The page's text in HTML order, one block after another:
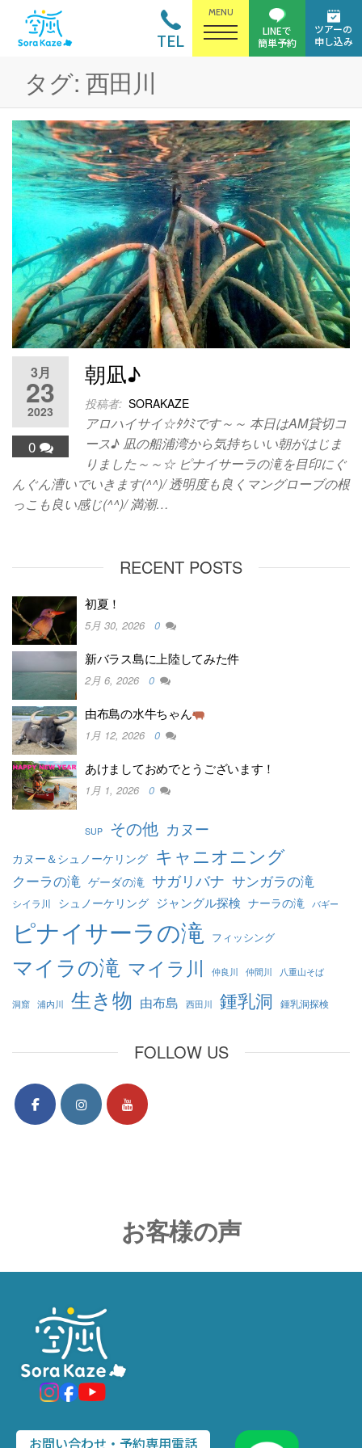
MENU
TEL
ツアーの
申し込み
LINEで
簡単予約
タグ: 西田川
3月
23
2023
0
朝凪♪
投稿者: SORAKAZE
アロハイサイ☆ﾀｸﾐです～～ 本日はAM貸切コ
ース♪ 凪の船浦湾から気持ちいい朝がはじま
りました～～☆ ピナイサーラの滝を目印にぐ
んぐん漕いでいきます(^^)/ 透明度も良くマングローブの根
っこも良い感じ(^^)/ 満潮…
RECENT POSTS
初夏！
5月 30, 2026 0
新バラス島に上陸してみた件
2月 6, 2026 0
由布島の水牛ちゃん
1月 12, 2026 0
あけましておめでとうございます！
1月 1, 2026 0
SUP その他 カヌー
カヌー＆シュノーケリング キャニオニング
クーラの滝 ゲーダの滝 サガリバナ サンガラの滝
シイラ川 シュノーケリング ジャングル探検 ナーラの滝 バギー
ピナイサーラの滝 フィッシング
マイラの滝 マイラ川 仲良川 仲間川 八重山そば
洞窟 浦内川 生き物 由布島 西田川 鍾乳洞 鍾乳洞探検
FOLLOW US
お客様の声
お問い合わせ・予約専用電話